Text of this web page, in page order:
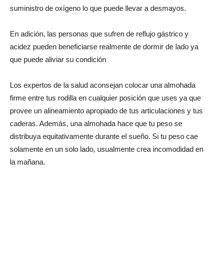
suministro de oxígeno lo que puede llevar a desmayos.
En adición, las personas que sufren de reflujo gástrico y
acidez pueden beneficiarse realmente de dormir de lado ya
que puede aliviar su condición
Los expertos de la salud aconsejan colocar una almohada
firme entre tus rodilla en cualquier posición que uses ya que
provee un alineamiento apropiado de tus articulaciones y tus
caderas. Además, una almohada hace que tu peso se
distribuya equitativamente durante el sueño. Si tu peso cae
solamente en un solo lado, usualmente crea incomodidad en
la mañana.